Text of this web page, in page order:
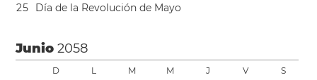
25 Día de la Revolución de Mayo
Junio2058
D L M M J V S